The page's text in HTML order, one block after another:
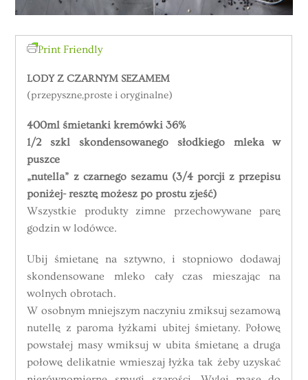
Print Friendly
LODY Z CZARNYM SEZAMEM
(przepyszne,proste i oryginalne)
400ml śmietanki kremówki 36%
1/2 szkl skondensowanego słodkiego mleka w
puszce
„nutella” z czarnego sezamu (3/4 porcji z przepisu
poniżej- resztę możesz po prostu zjeść)
Wszystkie produkty zimne przechowywane parę
godzin w lodówce.
Ubij śmietanę na sztywno, i stopniowo dodawaj
skondensowane mleko cały czas mieszając na
wolnych obrotach.
W osobnym mniejszym naczyniu zmiksuj sezamową
nutellę z paroma łyżkami ubitej śmietany. Połowę
powstałej masy wmiksuj w ubita śmietanę a druga
połowę delikatnie wmieszaj łyżka tak żeby uzyskać